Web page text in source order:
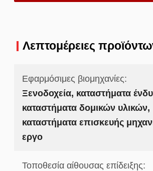
Λεπτομέρειες
Εφαρμόσιμες βιομηχανίες:
Ξενοδοχεία, καταστήματα
καταστήματα δομικών υλικών,
καταστήματα επισκευής
εργο
Τοποθεσία αίθουσας επίδειξης: